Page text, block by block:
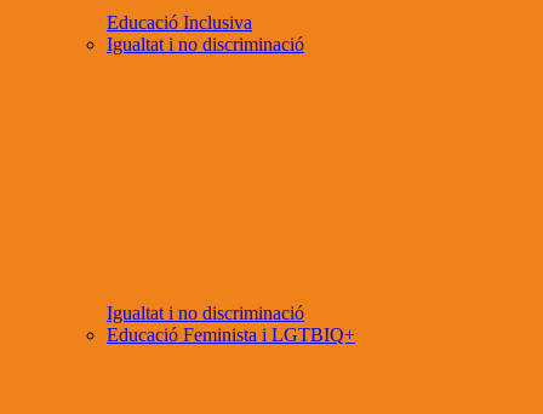
Educació Inclusiva
Igualtat i no discriminació
Igualtat i no discriminació
Educació Feminista i LGTBIQ+